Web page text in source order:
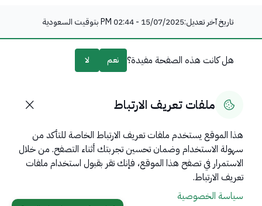
تاريخ آخر تعديل:15/07/2025 - 02:44 PM بتوقيت السعودية
هل كانت هذه الصفحة مفيدة؟ نعم لا
روابط مهمة
عن المملكة
عن الوزارة
ملفات تعريف الارتباط
هذا الموقع يستخدم ملفات تعريف الارتباط الخاصة للتأكد من
سهولة الاستخدام وضمان تحسين تجربتك أثناء التصفح. من خلال
الاستمرار في تصفح هذا الموقع، فإنك تقر بقبول استخدام ملفات
تعريف الارتباط.
سياسة الخصوصية